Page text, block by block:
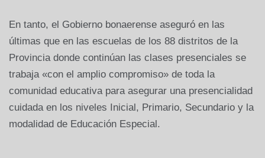
En tanto, el Gobierno bonaerense aseguró en las
últimas que en las escuelas de los 88 distritos de la
Provincia donde continúan las clases presenciales se
trabaja «con el amplio compromiso» de toda la
comunidad educativa para asegurar una presencialidad
cuidada en los niveles Inicial, Primario, Secundario y la
modalidad de Educación Especial.